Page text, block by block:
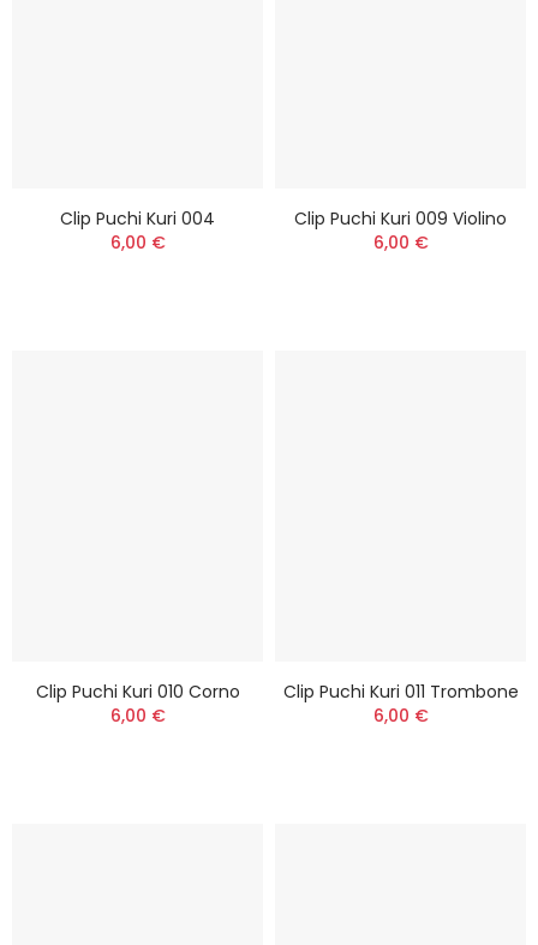
Clip Puchi Kuri 004
6,00 €
Clip Puchi Kuri 009 Violino
6,00 €
Clip Puchi Kuri 010 Corno
6,00 €
Clip Puchi Kuri 011 Trombone
6,00 €